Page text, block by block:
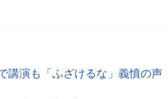
講演も「ふざけるな」義憤の声